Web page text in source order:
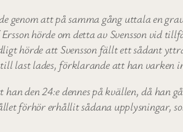
genom att på samma gång uttala en
hörde om detta av Svensson
hörde att Svensson fällt ett sådant
last lades, förklarande att han
han den 24:e dennes på kvällen, då
förhör erhållit sådana upplysningar,